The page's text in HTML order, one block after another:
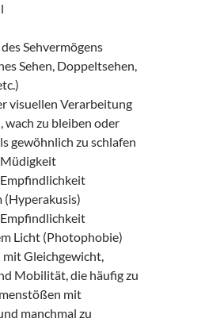
Sehvermögens
Sehen, Doppeltsehen,
visuellen Verarbeitung
wach zu bleiben oder
gewöhnlich zu schlafen
(Hyperakusis)
Licht (Photophobie)
Gleichgewicht,
Mobilität, die häufig zu
mit
manchmal zu